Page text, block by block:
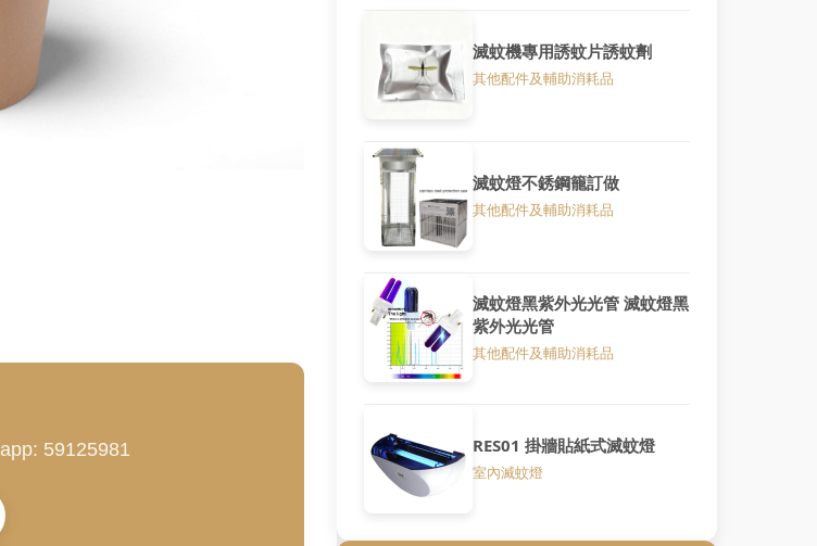
59125981
滅蚊機專用誘蚊片誘蚊劑
其他配件及輔助消耗品
滅蚊燈不銹鋼籠訂做
其他配件及輔助消耗品
滅蚊燈黑紫外光光管 滅蚊燈黑
紫外光光管
其他配件及輔助消耗品
RES01 掛牆貼紙式滅蚊燈
室內滅蚊燈